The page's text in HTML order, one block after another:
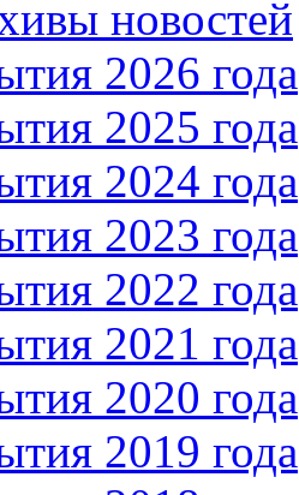
новостей
2026 года
2025 года
2024 года
2023 года
2022 года
2021 года
2020 года
2019 года